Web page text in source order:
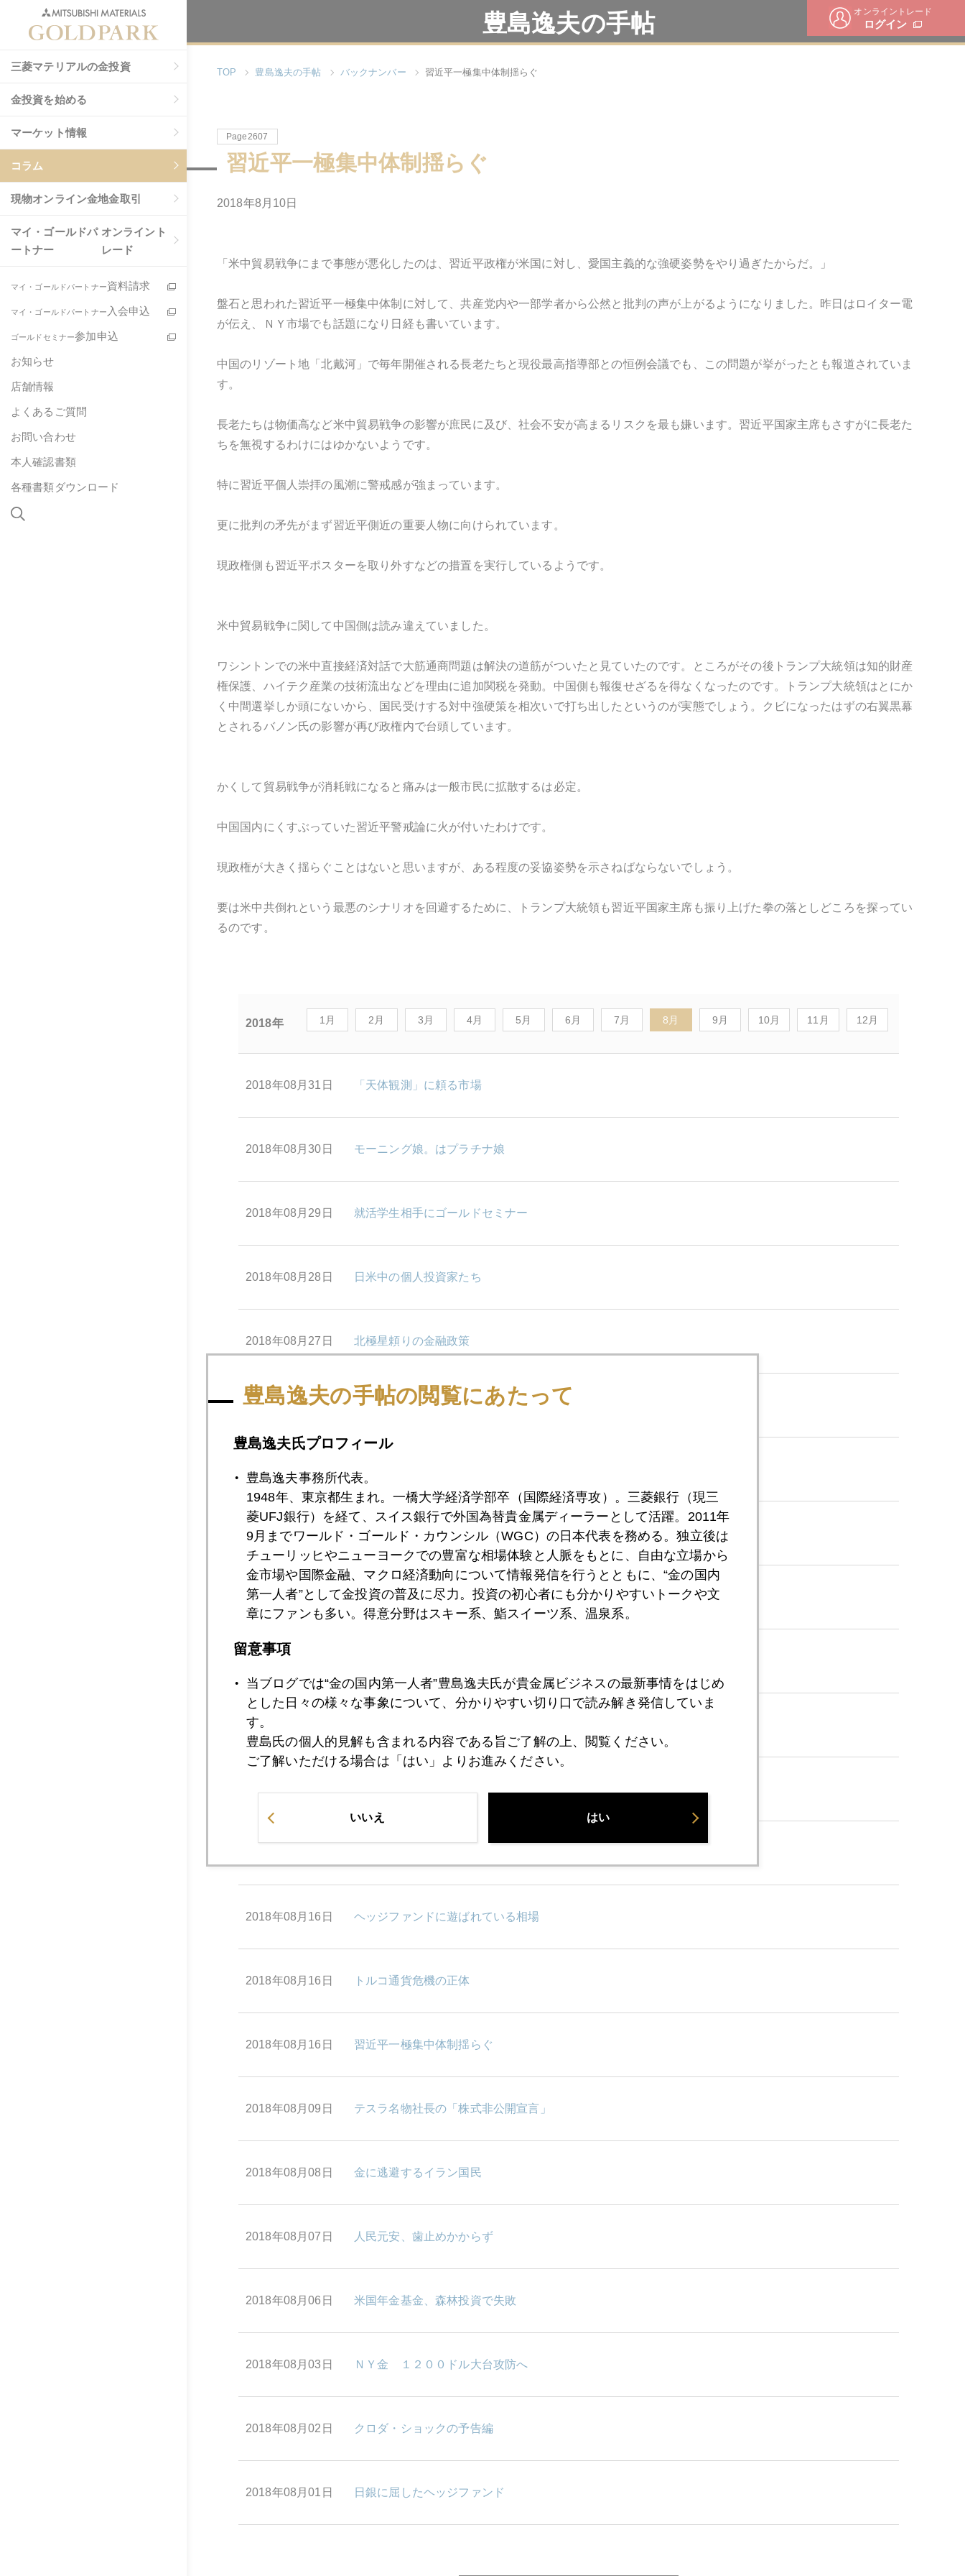
オンライントレード
ログイン
三菱マテリアルの金投資
金投資を始める
マーケット情報
コラム
現物オンライン金地金取引
マイ・ゴールドパ
ートナー
オンライント
レード
マイ・ゴールドパートナー資料請求
マイ・ゴールドパートナー 入会申込
ゴールドセミナー参加申込
お知らせ
店舗情報
よくあるご質問
お問い合わせ
本人確認書類
各種書類ダウンロード
豊島逸夫の手帖
TOP 豊島逸夫の手帖 バックナンバー 習近平一極集中体制揺らぐ
Page2607
習近平一極集中体制揺らぐ
2018年8月10日
「米中貿易戦争にまで事態が悪化したのは、習近平政権が米国に対し、愛国主義的な強硬姿勢をやり過ぎたからだ。」
盤石と思われた習近平一極集中体制に対して、共産党内や一部学者から公然と批判の声が上がるようになりました。昨日はロイター電
が伝え、ＮＹ市場でも話題になり日経も書いています。
中国のリゾート地「北戴河」で毎年開催される長老たちと現役最高指導部との恒例会議でも、この問題が挙がったとも報道されていま
す。
長老たちは物価高など米中貿易戦争の影響が庶民に及び、社会不安が高まるリスクを最も嫌います。習近平国家主席もさすがに長老た
ちを無視するわけにはゆかないようです。
特に習近平個人崇拝の風潮に警戒感が強まっています。
更に批判の矛先がまず習近平側近の重要人物に向けられています。
現政権側も習近平ポスターを取り外すなどの措置を実行しているようです。
米中貿易戦争に関して中国側は読み違えていました。
ワシントンでの米中直接経済対話で大筋通商問題は解決の道筋がついたと見ていたのです。ところがその後トランプ大統領は知的財産
権保護、ハイテク産業の技術流出などを理由に追加関税を発動。中国側も報復せざるを得なくなったのです。トランプ大統領はとにか
く中間選挙しか頭にないから、国民受けする対中強硬策を相次いで打ち出したというのが実態でしょう。クビになったはずの右翼黒幕
とされるバノン氏の影響が再び政権内で台頭しています。
かくして貿易戦争が消耗戦になると痛みは一般市民に拡散するは必定。
中国国内にくすぶっていた習近平警戒論に火が付いたわけです。
現政権が大きく揺らぐことはないと思いますが、ある程度の妥協姿勢を示さねばならないでしょう。
要は米中共倒れという最悪のシナリオを回避するために、トランプ大統領も習近平国家主席も振り上げた拳の落としどころを探ってい
るのです。
2018年 1月 2月 3月 4月 5月 6月 7月 8月 9月 10月 11月 12月
2018年08月31日 「天体観測」に頼る市場
2018年08月30日 モーニング娘。はプラチナ娘
2018年08月29日 就活学生相手にゴールドセミナー
2018年08月28日 日米中の個人投資家たち
2018年08月27日 北極星頼りの金融政策
2018年08月24日 トランプ氏「弾劾なら株クラッシュ」
2018年08月23日 トランプ氏、浮気の代償、市場を揺らす
2018年08月22日 トランプ大統領、女性スキャンダル
2018年08月21日 パウエル議長はトランプ一家「番頭」扱い
2018年08月20日
2018年08月17日
2018年08月16日 ヘッジファンドに遊ばれている相場
2018年08月16日 トルコ通貨危機の正体
2018年08月16日 習近平一極集中体制揺らぐ
2018年08月09日 テスラ名物社長の「株式非公開宣言」
2018年08月08日 金に逃避するイラン国民
2018年08月07日 人民元安、歯止めかからず
2018年08月06日 米国年金基金、森林投資で失敗
2018年08月03日 ＮＹ金 １２００ドル大台攻防へ
2018年08月02日 クロダ・ショックの予告編
2018年08月01日 日銀に屈したヘッジファンド
豊島逸夫の手帖の閲覧にあたって
豊島逸夫氏プロフィール
豊島逸夫事務所代表。
1948年、東京都生まれ。一橋大学経済学部卒（国際経済専攻）。三菱銀行（現三
菱UFJ銀行）を経て、スイス銀行で外国為替貴金属ディーラーとして活躍。2011年
9月までワールド・ゴールド・カウンシル（WGC）の日本代表を務める。独立後は
チューリッヒやニューヨークでの豊富な相場体験と人脈をもとに、自由な立場から
金市場や国際金融、マクロ経済動向について情報発信を行うとともに、“金の国内
第一人者”として金投資の普及に尽力。投資の初心者にも分かりやすいトークや文
章にファンも多い。得意分野はスキー系、鮨スイーツ系、温泉系。
留意事項
当ブログでは“金の国内第一人者”豊島逸夫氏が貴金属ビジネスの最新事情をはじめ
とした日々の様々な事象について、分かりやすい切り口で読み解き発信していま
す。
豊島氏の個人的見解も含まれる内容である旨ご了解の上、閲覧ください。
ご了解いただける場合は「はい」よりお進みください。
いいえ はい